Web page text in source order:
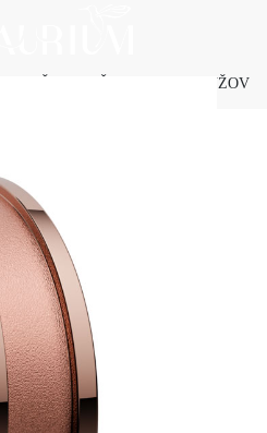
ŠPERKY PRE MUŽOV